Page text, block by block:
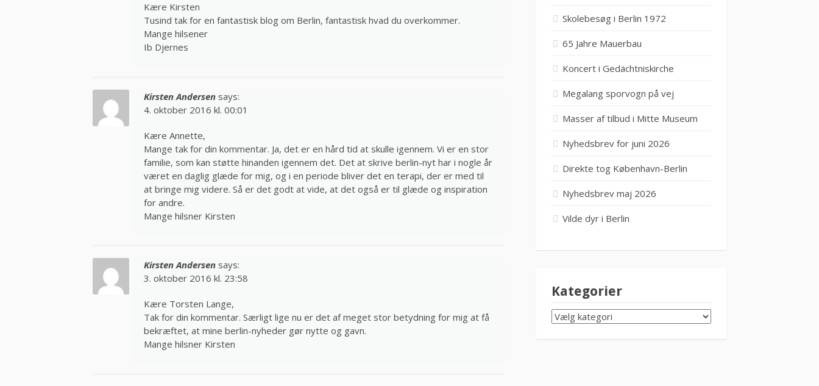
Kære Kirsten
Tusind tak for en fantastisk blog om Berlin, fantastisk hvad du overkommer.
Mange hilsener
Ib Djernes
Kirsten Andersen says:
4. oktober 2016 kl. 00:01
Kære Annette,
Mange tak for din kommentar. Ja, det er en hård tid at skulle igennem. Vi er en stor
familie, som kan støtte hinanden igennem det. Det at skrive berlin-nyt har i nogle år
været en daglig glæde for mig, og i en periode bliver det en terapi, der er med til
at bringe mig videre. Så er det godt at vide, at det også er til glæde og inspiration
for andre.
Mange hilsner Kirsten
Kirsten Andersen says:
3. oktober 2016 kl. 23:58
Kære Torsten Lange,
Tak for din kommentar. Særligt lige nu er det af meget stor betydning for mig at få
bekræftet, at mine berlin-nyheder gør nytte og gavn.
Mange hilsner Kirsten
Skolebesøg i Berlin 1972
65 Jahre Mauerbau
Koncert i Gedächtniskirche
Megalang sporvogn på vej
Masser af tilbud i Mitte Museum
Nyhedsbrev for juni 2026
Direkte tog København-Berlin
Nyhedsbrev maj 2026
Vilde dyr i Berlin
Kategorier
KATEGORIER